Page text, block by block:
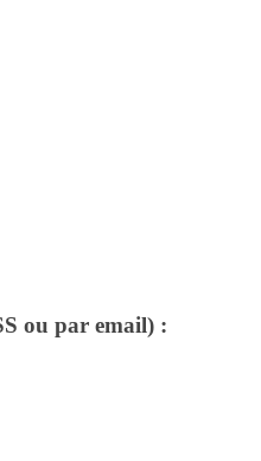
ou par email) :